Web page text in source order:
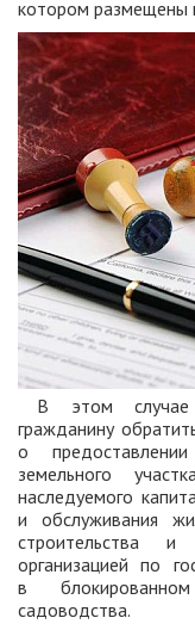
котором размещены
В этом случае
гражданину
о
земельного
наследуемого
и обслуживания
строительства и
организацией по
в
садоводства.